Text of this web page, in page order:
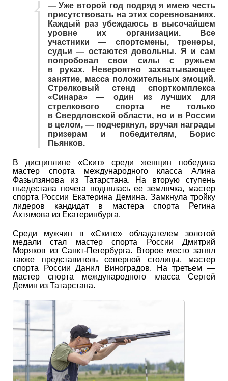
— Уже второй год подряд я имею честь
присутствовать на этих соревнованиях.
Каждый раз убеждаюсь в высочайшем
уровне их организации. Все
участники — спортсмены, тренеры,
судьи — остаются довольны. Я и сам
попробовал свои силы с ружьем
в руках. Невероятно захватывающее
занятие, масса положительных эмоций.
Стрелковый стенд спорткомплекса
«Синара» — один из лучших для
стрелкового спорта не только
в Свердловской области, но и в России
в целом, — подчеркнул, вручая награды
призерам и победителям, Борис
Пьянков.
В дисциплине «Скит» среди женщин победила
мастер спорта международного класса Алина
Фазылзянова из Татарстана. На вторую ступень
пьедестала почета поднялась ее землячка, мастер
спорта России Екатерина Демина. Замкнула тройку
лидеров кандидат в мастера спорта Регина
Ахтямова из Екатеринбурга.
Среди мужчин в «Ските» обладателем золотой
медали стал мастер спорта России Дмитрий
Моряков из Санкт-Петербурга. Второе место занял
также представитель северной столицы, мастер
спорта России Данил Виноградов. На третьем —
мастер спорта международного класса Сергей
Демин из Татарстана.